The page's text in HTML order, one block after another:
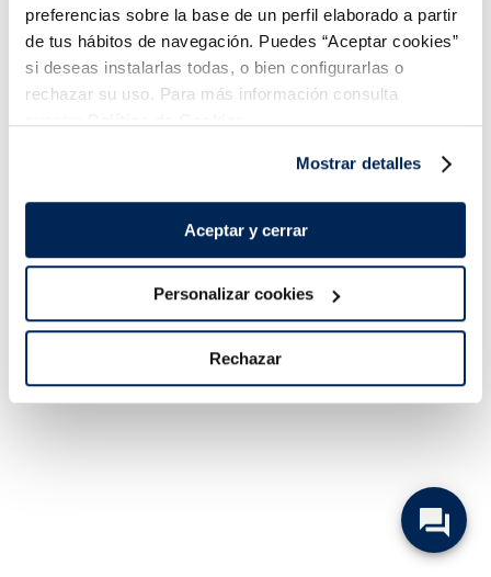
preferencias sobre la base de un perfil elaborado a partir
de tus hábitos de navegación. Puedes “Aceptar cookies”
si deseas instalarlas todas, o bien configurarlas o
rechazar su uso. Para más información consulta
Mostrar detalles
Aceptar y cerrar
Personalizar cookies
Rechazar